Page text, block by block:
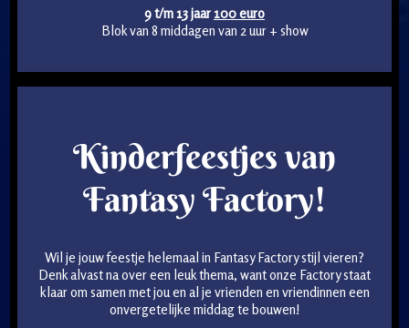
9 t/m 13 jaar100 euro
Blok van 8 middagen van 2 uur + show
Kinder­feest­jes van
Fantasy Factory!
Wil je jouw feestje helemaal in Fantasy Factory stijl vieren?
Denk alvast na over een leuk thema, want onze Factory staat
klaar om samen met jou en al je vrienden en vriendinnen een
onvergetelijke middag te bouwen!